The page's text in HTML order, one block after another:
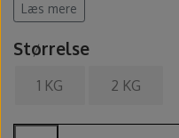
Benyt handsker ved
Producent varenummer
Findes også som
Sikkerhedsdatablad
Læs mere
Størrelse
1 KG 2 KG